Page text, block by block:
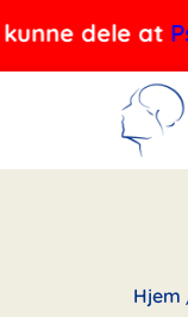
Hopp
dele at
Hjem